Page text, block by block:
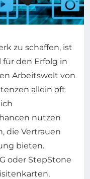
zu schaffen, ist
den Erfolg in
Arbeitswelt von
allein oft
nutzen
die Vertrauen
bieten.
oder StepStone